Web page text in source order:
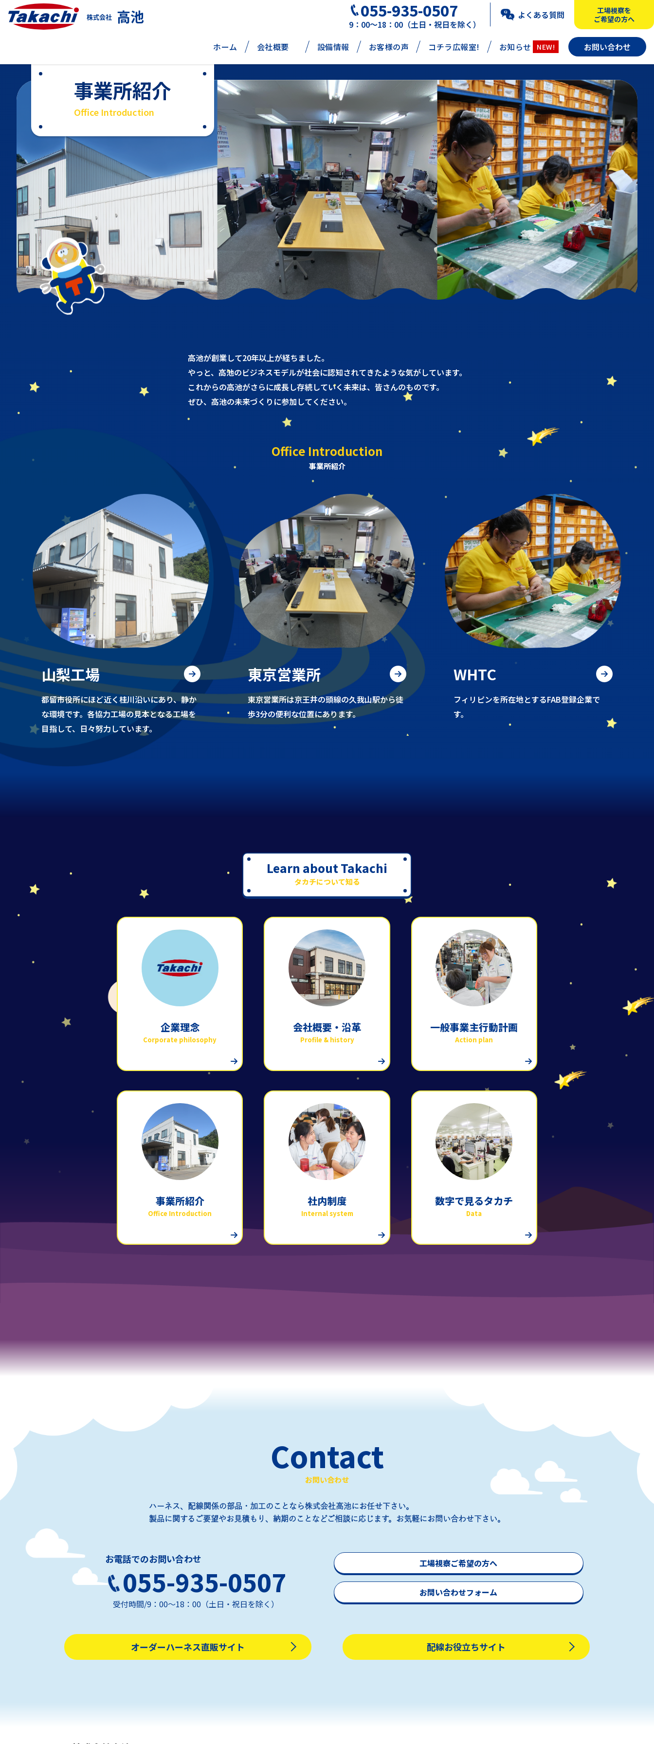
株式会社 高池 055-935-0507
9：00～18：00（土日・祝日を除く）
よくある質問
工場視察を
ご希望の方へ
ホーム 会社概要 設備情報 お客様の声 コチラ広報室! お知らせ NEW! お問い合わせ
事業所紹介
Office Introduction
高池が創業して20年以上が経ちました。
やっと、高池のビジネスモデルが社会に認知されてきたような気がしています。
これからの高池がさらに成長し存続していく未来は、皆さんのものです。
ぜひ、高池の未来づくりに参加してください。
Office Introduction
事業所紹介
山梨工場
都留市役所にほど近く桂川沿いにあり、静か
な環境です。各協力工場の見本となる工場を
目指して、日々努力しています。
東京営業所
東京営業所は京王井の頭線の久我山駅から徒
歩3分の便利な位置にあります。
WHTC
フィリピンを所在地とするFAB登録企業で
す。
Learn about Takachi
タカチについて知る
企業理念
Corporate philosophy
会社概要・沿革
Profile & history
一般事業主行動計画
Action plan
事業所紹介
Office Introduction
社内制度
Internal system
数字で見るタカチ
Data
Contact
お問い合わせ
ハーネス、配線関係の部品・加工のことなら株式会社高池にお任せ下さい。
製品に関するご要望やお見積もり、納期のことなどご相談に応じます。お気軽にお問い合わせ下さい。
お電話でのお問い合わせ
055-935-0507
受付時間/9：00～18：00（土日・祝日を除く）
工場視察ご希望の方へ
お問い合わせフォーム
オーダーハーネス直販サイト 配線お役立ちサイト